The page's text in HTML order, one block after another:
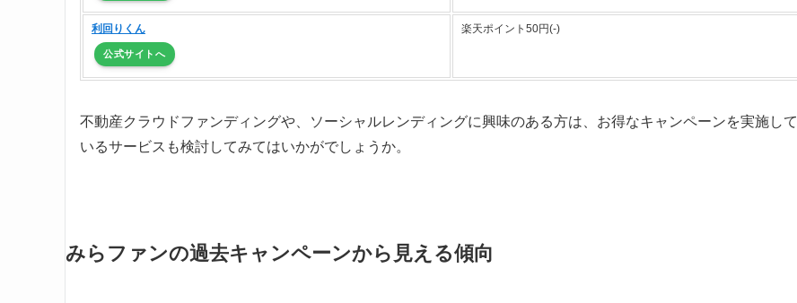
利回りくん
公式サイトへ
楽天ポイント50円(-)
不動産クラウドファンディングや、ソーシャルレンディングに興味のある方は、お得なキャンペーンを実施して
いるサービスも検討してみてはいかがでしょうか。
みらファンの過去キャンペーンから見える傾向